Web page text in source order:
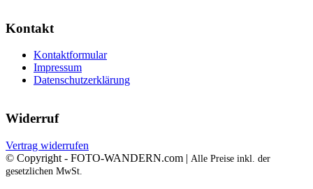
Kontakt
Kontaktformular
Impressum
Datenschutzerklärung
Widerruf
Vertrag widerrufen
© Copyright - FOTO-WANDERN.com | Alle Preise inkl. der
gesetzlichen MwSt.